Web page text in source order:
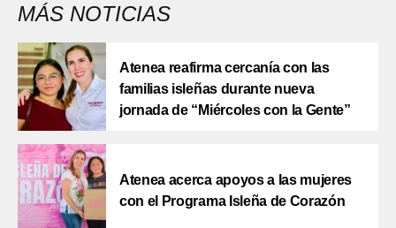
MÁS NOTICIAS
Atenea reafirma cercanía con las
familias isleñas durante nueva
jornada de “Miércoles con la Gente”
Atenea acerca apoyos a las mujeres
con el Programa Isleña de Corazón